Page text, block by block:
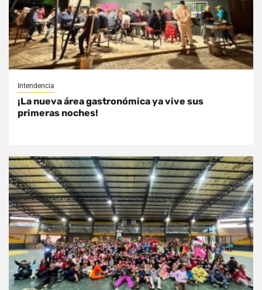
Intendencia
¡La nueva área gastronómica ya vive sus
primeras noches!